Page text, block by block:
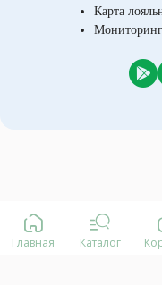
Карта
Мониторинг
Главная Каталог